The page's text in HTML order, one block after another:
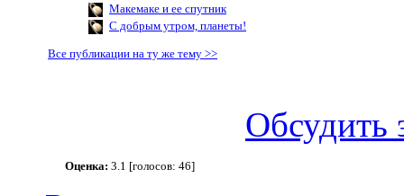
Макемаке и ее спутник
С добрым утром, планеты!
Все публикации на ту же тему >>
Обсудить
Оценка: 3.1 [голосов: 46]